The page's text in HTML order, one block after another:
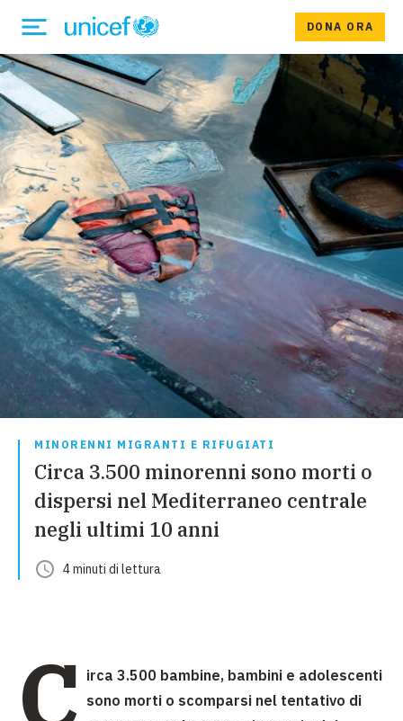
DONA ORA
MINORENNI MIGRANTI E RIFUGIATI
Circa 3.500 minorenni sono morti o
dispersi nel Mediterraneo centrale
negli ultimi 10 anni
4minuti di lettura
irca 3.500 bambine, bambini e adolescenti
sono morti o scomparsi nel tentativo di